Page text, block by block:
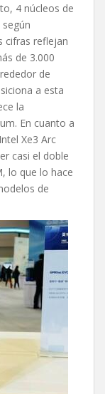
4 núcleos de
cifras reflejan
de 3.000
de
a esta
la
En cuanto a
Xe3 Arc
casi el doble
lo que lo hace
de